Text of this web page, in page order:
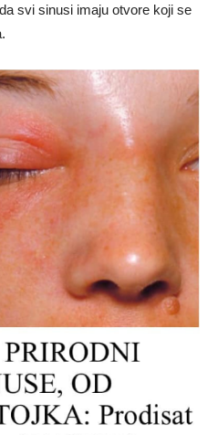
svi sinusi imaju otvore koji se